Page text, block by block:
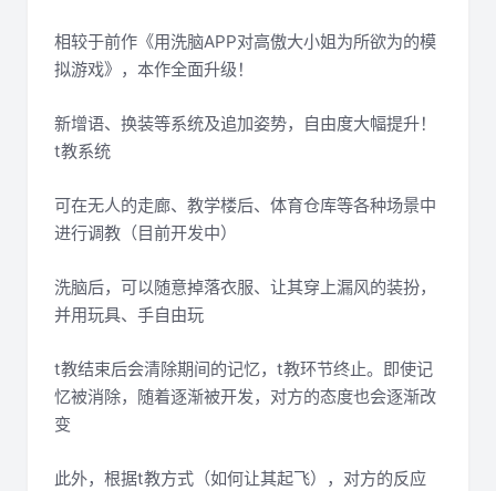
相较于前作《用洗脑APP对高傲大小姐为所欲为的模
拟游戏》，本作全面升级！
新增语、换装等系统及追加姿势，自由度大幅提升！
t教系统
可在无人的走廊、教学楼后、体育仓库等各种场景中
进行调教（目前开发中）
洗脑后，可以随意掉落衣服、让其穿上漏风的装扮，
并用玩具、手自由玩
t教结束后会清除期间的记忆，t教环节终止。即使记
忆被消除，随着逐渐被开发，对方的态度也会逐渐改
变
此外，根据t教方式（如何让其起飞），对方的反应